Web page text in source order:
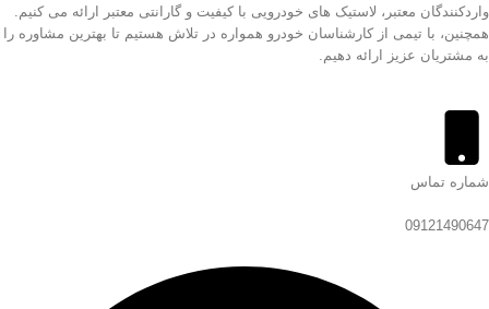
واردکنندگان معتبر، لاستیک های خودرویی با کیفیت و گارانتی معتبر ارائه می کنیم.
همچنین، با تیمی از کارشناسان خودرو همواره در تلاش هستیم تا بهترین مشاوره را
به مشتریان عزیز ارائه دهیم.
شماره تماس
09121490647